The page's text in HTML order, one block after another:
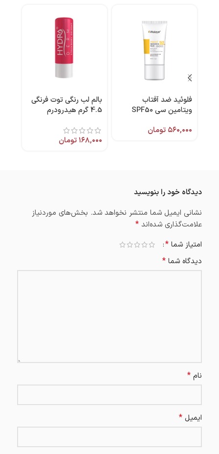
فلوئید ضد آفتاب
ویتامین سی SPF50
۵۶۰,۰۰۰ تومان
بالم لب‌ رنگی توت فرنگی
4.5 گرم هیدرودرم
۱۶۸,۰۰۰تومان
دیدگاه خود را بنویسید
نشانی ایمیل شما منتشر نخواهد شد. بخش‌های موردنیاز
علامت‌گذاری شده‌اند *
امتیاز شما *
دیدگاه شما *
نام *
ایمیل *